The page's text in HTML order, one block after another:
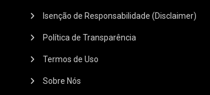
Isenção de Responsabilidade (Disclaimer)
Política de Transparência
Termos de Uso
Sobre Nós